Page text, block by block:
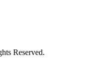
Reserved.